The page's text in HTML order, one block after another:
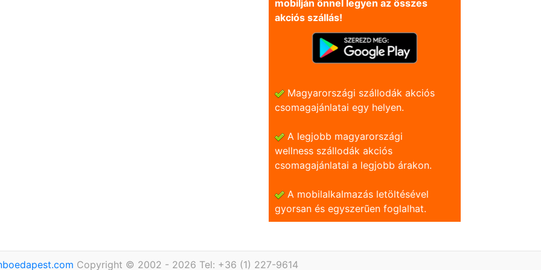
mobilján önnel legyen az összes
akciós szállás!
Magyarországi szállodák akciós
csomagajánlatai egy helyen.
A legjobb magyarországi
wellness szállodák akciós
csomagajánlatai a legjobb árakon.
A mobilalkalmazás letöltésével
gyorsan és egyszerũen foglalhat.
Copyright © 2002 - 2026 Tel: +36 (1) 227-9614